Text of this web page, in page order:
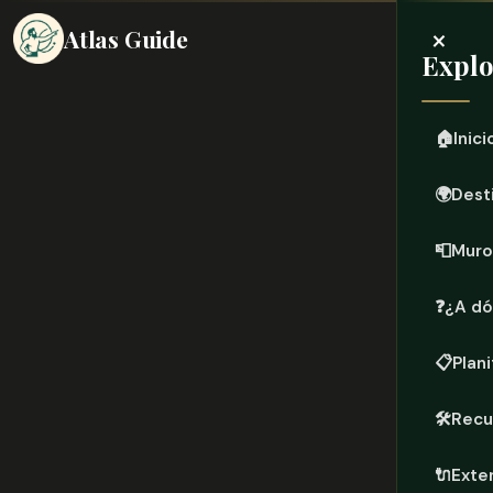
Atlas Guide ×
🏠
🌍
📮
❓¿A
📋
🛠️
🔌